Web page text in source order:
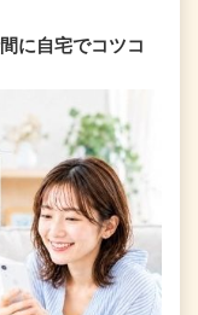
に自宅でコツコ